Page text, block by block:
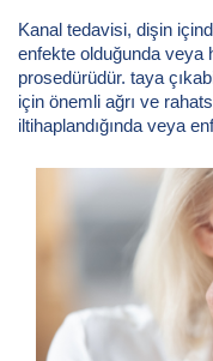
Kanal tedavisi, dişin
enfekte olduğunda veya
prosedürüdür. taya
için önemli ağrı ve
iltihaplandığında veya